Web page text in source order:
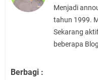
Menjadi
tahun 1999.
Sekarang
beberapa
Berbagi :